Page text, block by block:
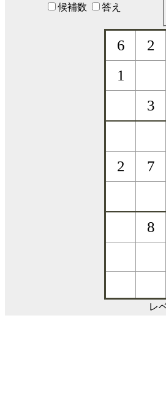
候補数 答え
レ